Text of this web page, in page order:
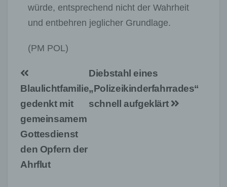
würde, entsprechend nicht der Wahrheit
und entbehren jeglicher Grundlage.
(PM POL)
Beitragsnavigation
Diebstahl eines
„Polizeikinderfahrrades“
schnell aufgeklärt
Blaulichtfamilie
gedenkt mit
gemeinsamem
Gottesdienst
den Opfern der
Ahrflut